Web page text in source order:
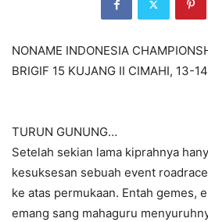
NONAME INDONESIA
BRIGIF 15 KUJANG II CIMAHI, 13-
TURUN GUNUNG…
Setelah sekian lama kiprahnya
kesuksesan sebuah event
ke atas permukaan. Entah gemes,
emang sang mahaguru